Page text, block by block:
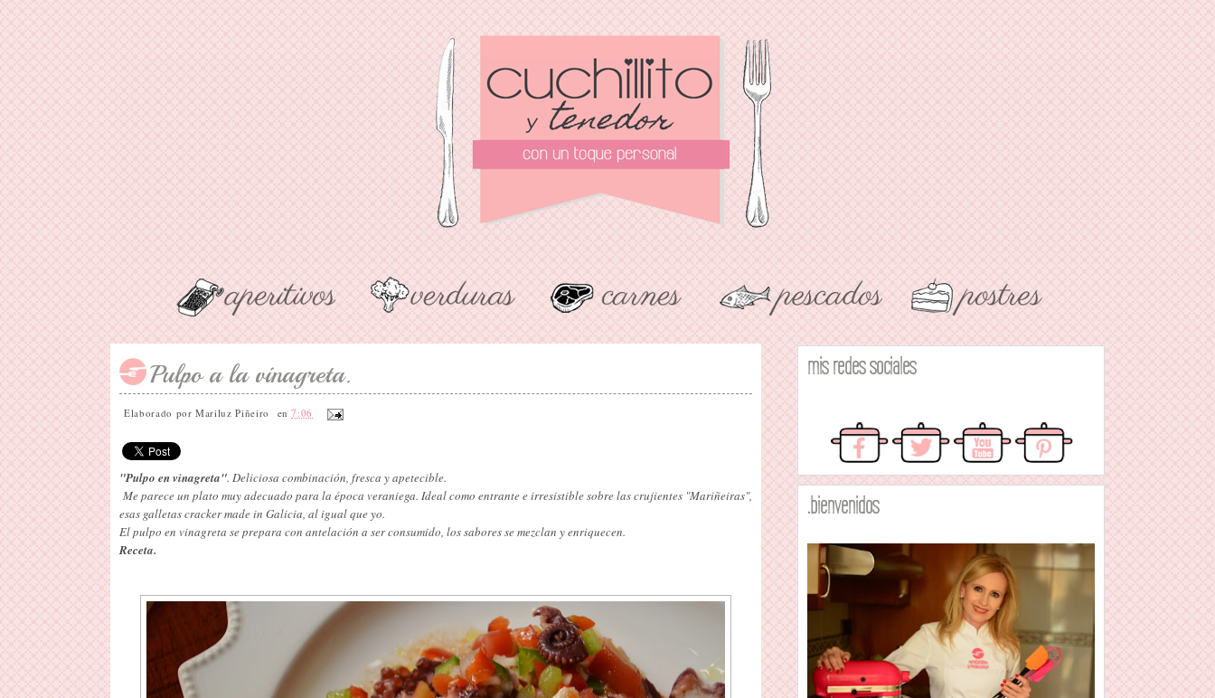
Pulpo a la vinagreta.
Elaborado porMariluz Piñeiro en7:06
"Pulpo en vinagreta". Deliciosa combinación, fresca y apetecible.
Me parece un plato muy adecuado para la época veraniega. Ideal como entrante e irresistible sobre las crujientes "Mariñeiras",
esas galletas cracker made in Galicia, al igual que yo.
El pulpo en vinagreta se prepara con antelación a ser consumido, los sabores se mezclan y enriquecen.
Receta.
mis redes sociales
.bienvenidos